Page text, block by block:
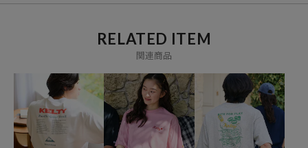
ィ）』。
クパックの代名詞的ブランドになりました。
現在でもアメリカ軍のバックパック製造の信頼性を保ち、伝統に裏付
けられたしっかりした技術を持ち続けています。
RELATED ITEM
関連商品